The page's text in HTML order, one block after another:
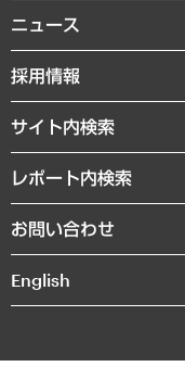
共生・ダイバーシティ
GRC（ガバナンス・リスク
経済・産業・雇用・労働
まちづくり・観光・交通・ス
自然資源・農林水産業・食料
経営用語集
受託・受注実績（官公庁関連
メディア掲載・出演
受託案件情報
私たちの想い
社長メッセージ
会社概要
沿革
組織図・本部部室紹介
インドネシア現地法人
個人情報保護方針
ニュース
ニュースリリース
お知らせ
採用情報
サイト内検索
レポート内検索
お問い合わせ
English